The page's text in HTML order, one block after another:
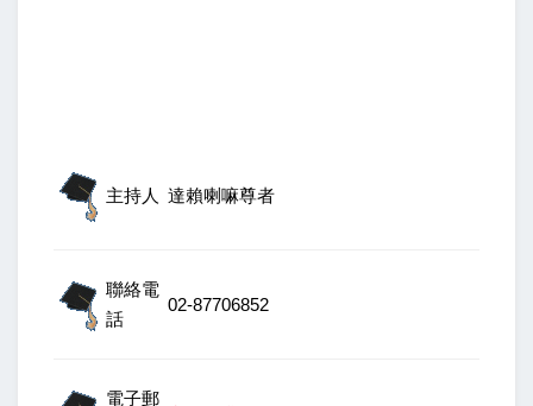
主持人 達賴喇嘛尊者
聯絡電
話
02-87706852
電子郵